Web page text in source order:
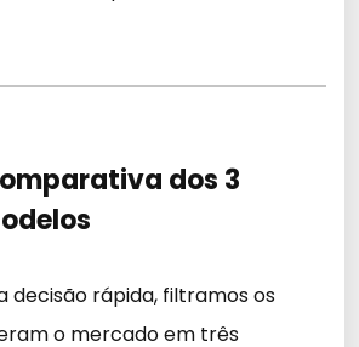
dos 3
decisão rápida, filtramos os
o mercado em três